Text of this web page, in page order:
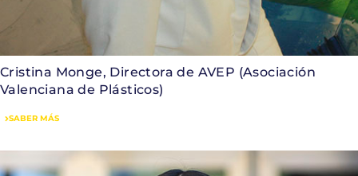
Cristina Monge, Directora de AVEP (Asociación
Valenciana de Plásticos)
SABER MÁS